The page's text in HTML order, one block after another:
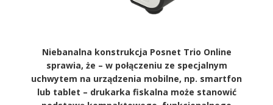
Niebanalna konstrukcja Posnet Trio Online
sprawia, że – w połączeniu ze specjalnym
uchwytem na urządzenia mobilne, np. smartfon
lub tablet – drukarka fiskalna może stanowić